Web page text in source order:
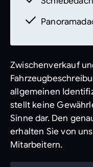
Zwischenverkauf
allgemeinen
stellt keine
Sinne dar. Den
erhalten Sie von
Mitarbeitern.